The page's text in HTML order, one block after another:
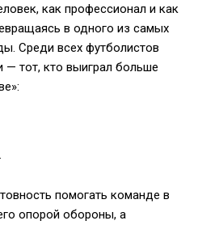
как профессионал и как
в одного из самых
Среди всех футболистов
— тот, кто выиграл больше
помогать команде в
опорой обороны, а